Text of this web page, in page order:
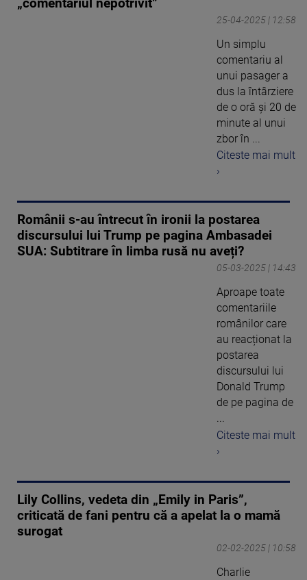
„comentariul nepotrivit”
25-04-2025 | 12:58
Un simplu
comentariu al
unui pasager a
dus la întârziere
de o oră și 20 de
minute al unui
zbor în ...
Citeste mai mult
›
Românii s-au întrecut în ironii la postarea
discursului lui Trump pe pagina Ambasadei
SUA: Subtitrare în limba rusă nu aveți?
05-03-2025 | 14:43
Aproape toate
comentariile
românilor care
au reacționat la
postarea
discursului lui
Donald Trump
de pe pagina de
...
Citeste mai mult
›
Lily Collins, vedeta din „Emily in Paris”,
criticată de fani pentru că a apelat la o mamă
surogat
02-02-2025 | 10:58
Charlie